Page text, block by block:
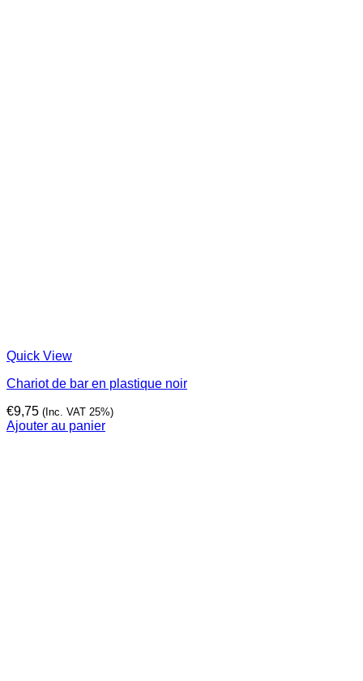
Quick View
Chariot de bar en plastique noir
€9,75 (Inc. VAT 25%)
Ajouter au panier